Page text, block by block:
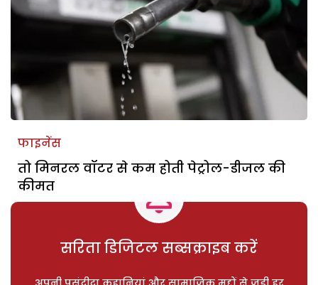
फाइनेंस
तो मिनरल वॉटर से कम होती पेट्रोल-डीजल की
कीमत
सरिता डिजिटल सब्सक्राइब करें